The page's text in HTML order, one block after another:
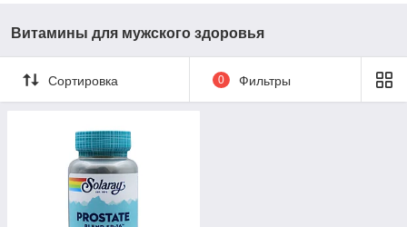
Витамины для мужского здоровья
Сортировка 0 Фильтры